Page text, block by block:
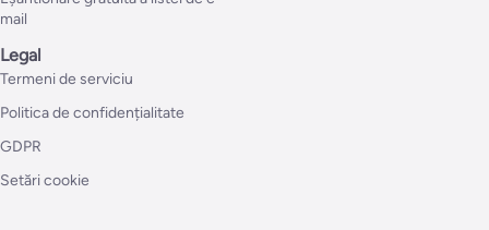
mail
Legal
Termeni de serviciu
Politica de confidențialitate
GDPR
Setări cookie